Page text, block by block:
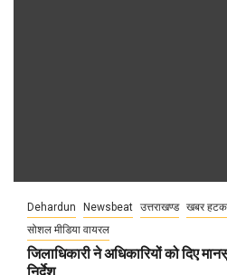
Dehardun Newsbeat उत्तराखण्ड खबर
सोशल मीडिया वायरल
जिलाधिकारी ने अधिकारियों को दिए